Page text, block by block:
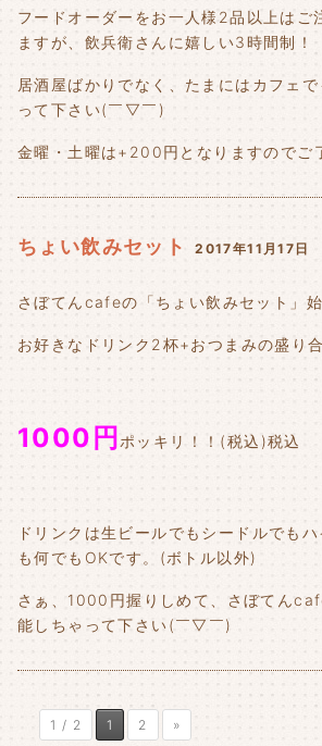
フードオーダーをお一人様2品以上はご
ますが、飲兵衛さんに嬉しい3時間制！
居酒屋ばかりでなく、たまにはカフェ
って下さい(￣▽￣)
金曜・土曜は+200円となりますのでご
ちょい飲みセット 2017年11月17日
さぼてんcafeの「ちょい飲みセット」始
お好きなドリンク2杯+おつまみの盛り
1000円 ポッキリ！！(税込)税込
ドリンクは生ビールでもシードルでも
も何でもOKです。(ボトル以外)
さぁ、1000円握りしめて、さぼてん
能しちゃって下さい(￣▽￣)
1 / 2 1 2 »